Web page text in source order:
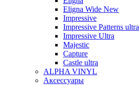
Eligna Wide New
Impressive
Impressive Patterns ultra
Impressive Ultra
Majestic
Capture
Castle ultra
ALPHA VINYL
Аксессуары